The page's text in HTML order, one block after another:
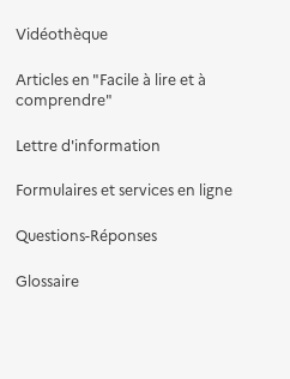
Vidéothèque
Articles en "Facile à lire et à
comprendre"
Lettre d'information
Formulaires et services en ligne
Questions-Réponses
Glossaire